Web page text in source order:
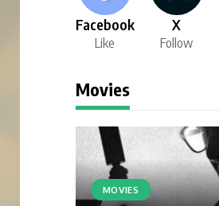
Facebook
Like
X
Follow
Movies
MOVIES